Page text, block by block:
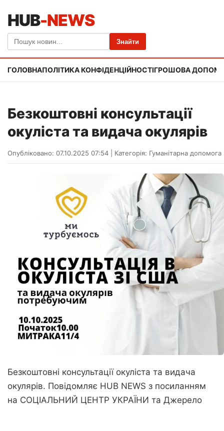
HUB-NEWS
Знайти
ГОЛОВНАПОЛІТИКА КОНФІДЕНЦІЙНОСТІГРОШОВА
Безкоштовні консультації
окуліста та видача окулярів
Опубліковано: 07.10.2025 07:54 Категорія: Гуманітарна допомога
Безкоштовні консультації окуліста та видача
окулярів. Повідомляє HUB NEWS з посиланням
на СОЦІАЛЬНИЙ ЦЕНТР УКРАЇНИ та Джерело